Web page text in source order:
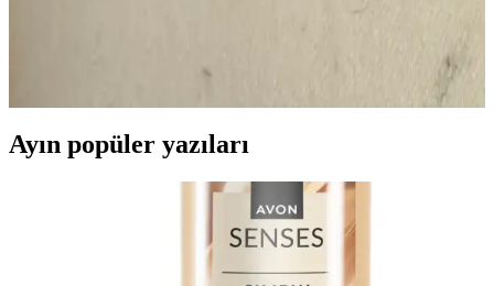
Ulta Beauty Collection Lipstick #210, 90'lar tarzını yansıtan şeftali-
mürdüm tonunda, yarı parlak ve belirgin ışıltılı bir ruju temsil eder.
Renk adı yerine numara kullanılmıştır ve ürün artık satışta değildir.
Ayın popüler yazıları